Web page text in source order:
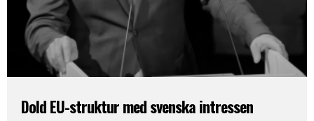
Dold EU-struktur med svenska intressen